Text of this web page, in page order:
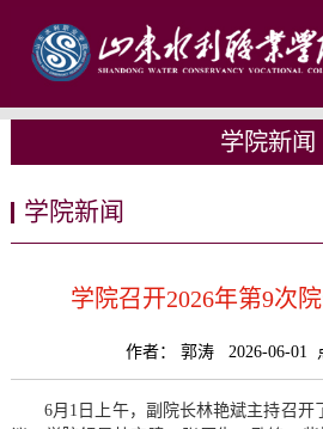
学院新闻
学院新闻
学院召开2026年第9次
作者： 郭涛 2026-06-01
6月1日上午，副院长林艳斌主持召开